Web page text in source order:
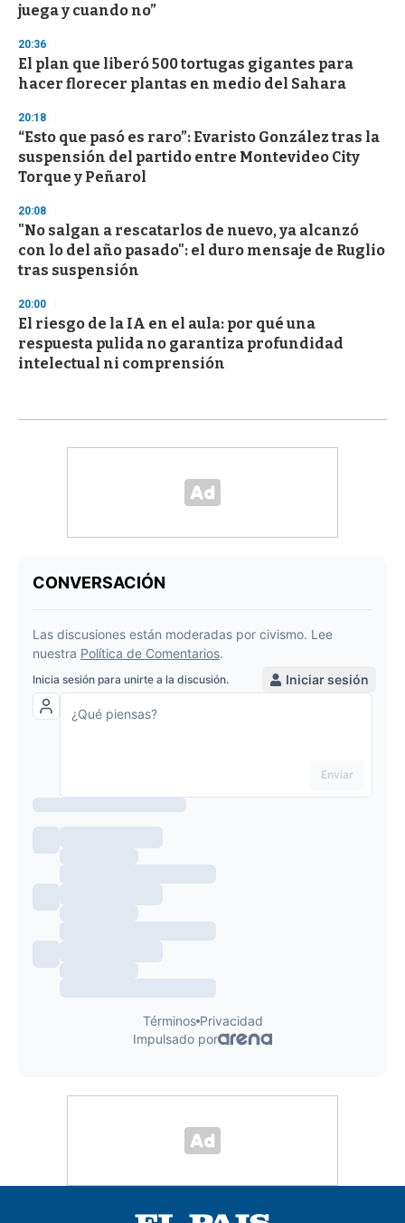
juega y cuando no”
20:36
El plan que liberó 500 tortugas gigantes para
hacer florecer plantas en medio del Sahara
20:18
“Esto que pasó es raro”: Evaristo González tras la
suspensión del partido entre Montevideo City
Torque y Peñarol
20:08
"No salgan a rescatarlos de nuevo, ya alcanzó
con lo del año pasado": el duro mensaje de Ruglio
tras suspensión
20:00
El riesgo de la IA en el aula: por qué una
respuesta pulida no garantiza profundidad
intelectual ni comprensión